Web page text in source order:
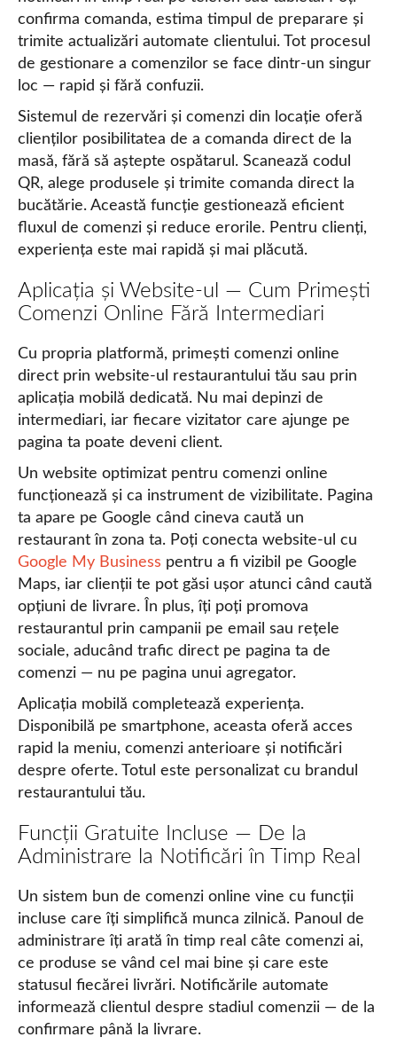
confirma comanda, estima timpul de preparare și
trimite actualizări automate clientului. Tot procesul
de gestionare a comenzilor se face dintr-un singur
loc — rapid și fără confuzii.
Sistemul de rezervări și comenzi din locație oferă
clienților posibilitatea de a comanda direct de la
masă, fără să aștepte ospătarul. Scanează codul
QR, alege produsele și trimite comanda direct la
bucătărie. Această funcție gestionează eficient
fluxul de comenzi și reduce erorile. Pentru clienți,
experiența este mai rapidă și mai plăcută.
Aplicația și Website-ul — Cum Primești
Comenzi Online Fără Intermediari
Cu propria platformă, primești comenzi online
direct prin website-ul restaurantului tău sau prin
aplicația mobilă dedicată. Nu mai depinzi de
intermediari, iar fiecare vizitator care ajunge pe
pagina ta poate deveni client.
Un website optimizat pentru comenzi online
funcționează și ca instrument de vizibilitate. Pagina
ta apare pe Google când cineva caută un
restaurant în zona ta. Poți conecta website-ul cu
Google My Business pentru a fi vizibil pe Google
Maps, iar clienții te pot găsi ușor atunci când caută
opțiuni de livrare. În plus, îți poți promova
restaurantul prin campanii pe email sau rețele
sociale, aducând trafic direct pe pagina ta de
comenzi — nu pe pagina unui agregator.
Aplicația mobilă completează experiența.
Disponibilă pe smartphone, aceasta oferă acces
rapid la meniu, comenzi anterioare și notificări
despre oferte. Totul este personalizat cu brandul
restaurantului tău.
Funcții Gratuite Incluse — De la
Administrare la Notificări în Timp Real
Un sistem bun de comenzi online vine cu funcții
incluse care îți simplifică munca zilnică. Panoul de
administrare îți arată în timp real câte comenzi ai,
ce produse se vând cel mai bine și care este
statusul fiecărei livrări. Notificările automate
informează clientul despre stadiul comenzii — de la
confirmare până la livrare.